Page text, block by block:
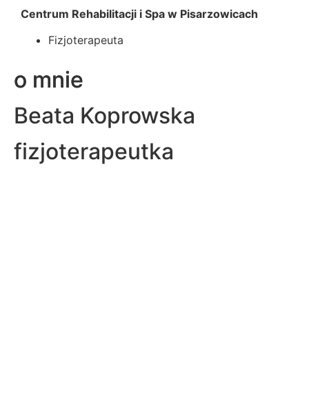
Centrum Rehabilitacji i Spa w Pisarzowicach
Fizjoterapeuta
o mnie
Beata Koprowska
fizjoterapeutka
o mnie